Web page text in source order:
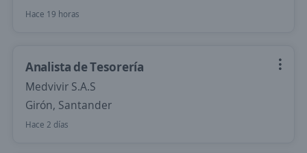
Hace 19 horas
Analista de Tesorería
Medvivir S.A.S
Girón, Santander
Hace 2 días